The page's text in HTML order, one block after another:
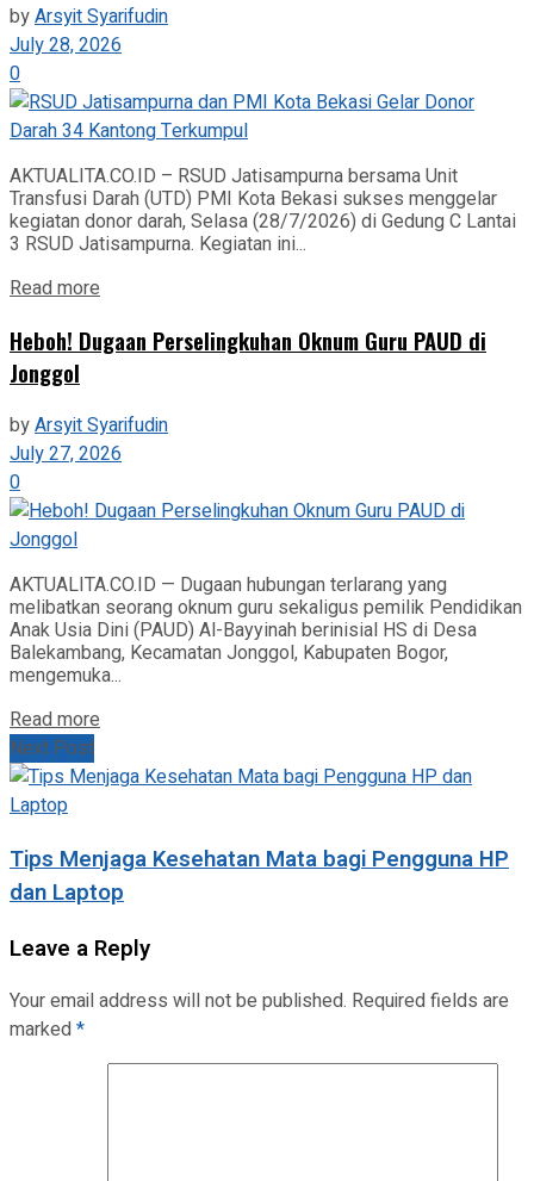
byArsyit Syarifudin
July 28, 2026
0
AKTUALITA.CO.ID – RSUD Jatisampurna bersama Unit
Transfusi Darah (UTD) PMI Kota Bekasi sukses menggelar
kegiatan donor darah, Selasa (28/7/2026) di Gedung C Lantai
3 RSUD Jatisampurna. Kegiatan ini...
Read more
Heboh! Dugaan Perselingkuhan Oknum Guru PAUD di
Jonggol
byArsyit Syarifudin
July 27, 2026
0
AKTUALITA.CO.ID — Dugaan hubungan terlarang yang
melibatkan seorang oknum guru sekaligus pemilik Pendidikan
Anak Usia Dini (PAUD) Al-Bayyinah berinisial HS di Desa
Balekambang, Kecamatan Jonggol, Kabupaten Bogor,
mengemuka...
Read more
Next Post
Tips Menjaga Kesehatan Mata bagi Pengguna HP
dan Laptop
Leave a Reply
Your email address will not be published. Required fields are
marked*